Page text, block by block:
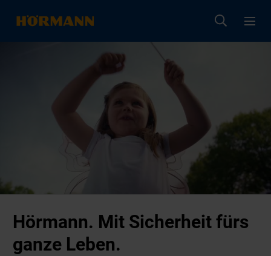
Hörmann. Mit Sicherheit fürs
ganze Leben.